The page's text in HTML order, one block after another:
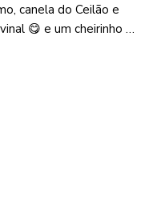
canela do Ceilão e
😋 e um cheirinho …